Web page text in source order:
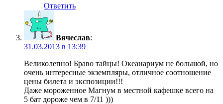
Ответить
Вячеслав:
31.03.2013 в 13:39
Великолепно! Браво тайцы! Океанариум не большой, но
очень интересные экземпляры, отличное соотношение
цены билета и экспозиции!!!
Даже мороженное Магнум в местной кафешке всего на
5 бат дороже чем в 7/11 )))